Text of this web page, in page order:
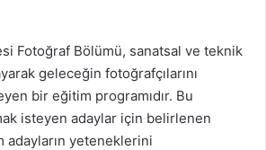
Fotoğraf Bölümü, sanatsal ve teknik
geleceğin fotoğrafçılarını
bir eğitim programıdır. Bu
isteyen adaylar için belirlenen
adayların yeteneklerini